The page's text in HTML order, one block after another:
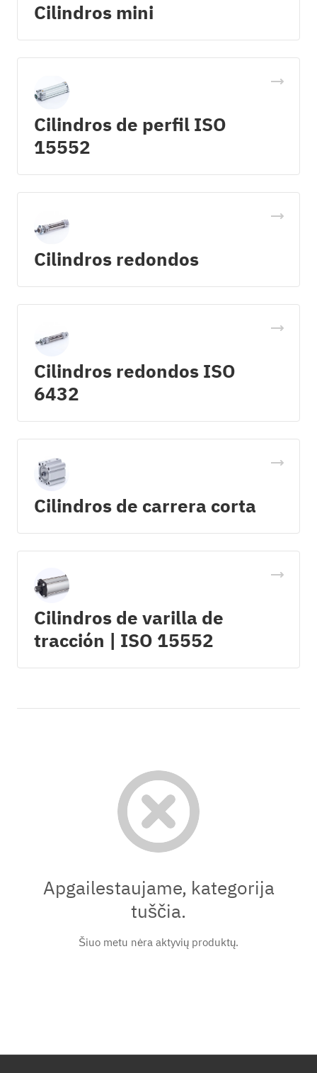
Cilindros mini
Cilindros de perfil ISO
15552
Cilindros redondos
Cilindros redondos ISO
6432
Cilindros de carrera corta
Cilindros de varilla de
tracción | ISO 15552
Apgailestaujame, kategorija
tuščia.
Šiuo metu nėra aktyvių produktų.